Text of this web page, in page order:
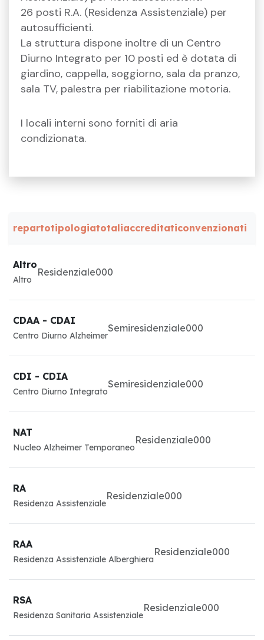
26 posti R.A. (Residenza Assistenziale) per
autosufficienti.
La struttura dispone inoltre di un Centro
Diurno Integrato per 10 posti ed è dotata di
giardino, cappella, soggiorno, sala da pranzo,
sala TV, palestra per riabilitazione motoria.
I locali interni sono forniti di aria
condizionata.
repartotipologiatotaliaccreditaticonvenzionati
Altro
Altro
Residenziale000
CDAA - CDAI
Centro Diurno Alzheimer
Semiresidenziale000
CDI - CDIA
Centro Diurno Integrato
Semiresidenziale000
NAT
Nucleo Alzheimer Temporaneo
Residenziale000
RA
Residenza Assistenziale
Residenziale000
RAA
Residenza Assistenziale Alberghiera
Residenziale000
RSA
Residenza Sanitaria Assistenziale
Residenziale000